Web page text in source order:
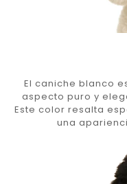
El caniche blanco
aspecto puro y
Este color resalta
una